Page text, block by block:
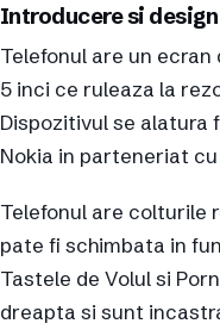
Introducere si design
Telefonul are un
5 inci ce ruleaza la
Dispozitivul se alatura
Nokia in parteneriat
Telefonul are colturile
pate fi schimbata in
Tastele de Volul si
dreapta si sunt